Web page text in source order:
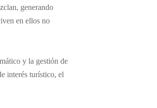
generando
en ellos no
y la gestión de
interés turístico, el